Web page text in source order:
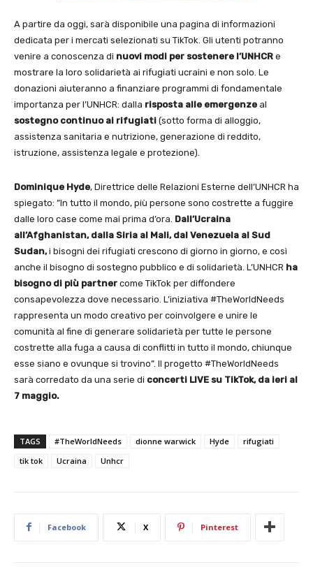
A partire da oggi, sarà disponibile una pagina di informazioni
dedicata per i mercati selezionati su TikTok. Gli utenti potranno
venire a conoscenza di nuovi modi per sostenere l’UNHCR e
mostrare la loro solidarietà ai rifugiati ucraini e non solo. Le
donazioni aiuteranno a finanziare programmi di fondamentale
importanza per l’UNHCR: dalla risposta alle emergenze al
sostegno continuo ai rifugiati (sotto forma di alloggio,
assistenza sanitaria e nutrizione, generazione di reddito,
istruzione, assistenza legale e protezione).
Dominique Hyde, Direttrice delle Relazioni Esterne dell’UNHCR ha
spiegato: ”In tutto il mondo, più persone sono costrette a fuggire
dalle loro case come mai prima d’ora. Dall’Ucraina
all’Afghanistan, dalla Siria al Mali, dal Venezuela al Sud
Sudan,i bisogni dei rifugiati crescono di giorno in giorno, e così
anche il bisogno di sostegno pubblico e di solidarietà. L’UNHCR ha
bisogno di più partner come TikTok per diffondere
consapevolezza dove necessario. L’iniziativa #TheWorldNeeds
rappresenta un modo creativo per coinvolgere e unire le
comunità al fine di generare solidarietà per tutte le persone
costrette alla fuga a causa di conflitti in tutto il mondo, chiunque
esse siano e ovunque si trovino”. Il progetto #TheWorldNeeds
sarà corredato da una serie di concerti LIVE su TikTok, da ieri al
7 maggio.
TAGS #TheWorldNeeds dionne warwick Hyde
rifugiati
tik tok
Ucraina Unhcr
Facebook X Pinterest